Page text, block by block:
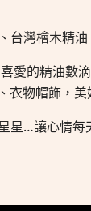
台灣檜木精
愛的精油數滴
物帽飾，
…讓心情每